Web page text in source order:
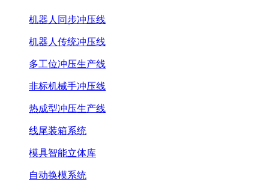
机器人同步冲压线
机器人传统冲压线
多工位冲压生产线
非标机械手冲压线
热成型冲压生产线
线尾装箱系统
模具智能立体库
自动换模系统